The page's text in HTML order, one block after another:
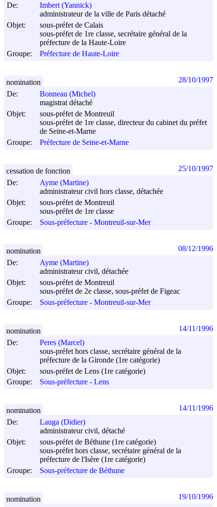
De:
Imbert (Yannick)
administrateur de la ville de Paris détaché
Objet:
sous-préfet de Calais
sous-préfet de 1re classe, secrétaire général de la
préfecture de la Haute-Loire
Groupe:
Préfecture de Haute-Loire
De:
Bonneau (Michel)
magistrat détaché
Objet:
sous-préfet de Montreuil
sous-préfet de 1re classe, directeur du cabinet du préfet
de Seine-et-Marne
Groupe:
Préfecture de Seine-et-Marne
nomination 28/10/1997
De:
Ayme (Martine)
administrateur civil hors classe, détachée
Objet:
sous-préfet de Montreuil
sous-préfet de 1re classe
Groupe:
Sous-préfecture - Montreuil-sur-Mer
cessation de fonction 25/10/1997
De:
Ayme (Martine)
administrateur civil, détachée
Objet:
sous-préfet de Montreuil
sous-préfet de 2e classe, sous-préfet de Figeac
Groupe:
Sous-préfecture - Montreuil-sur-Mer
nomination 08/12/1996
De:
Peres (Marcel)
sous-préfet hors classe, secrétaire général de la
préfecture de la Gironde (1re catégorie)
Objet:
sous-préfet de Lens (1re catégorie)
Groupe:
Sous-préfecture - Lens
nomination 14/11/1996
De:
Lauga (Didier)
administrateur civil, détaché
Objet:
sous-préfet de Béthune (1re catégorie)
sous-préfet hors classe, secrétaire général de la
préfecture de l'Isère (1re catégorie)
Groupe:
Sous-préfecture de Béthune
nomination 14/11/1996
nomination 19/10/1996